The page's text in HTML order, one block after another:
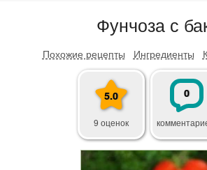
Фунчоза с
Похожие рецепты Ингредиенты
5.0
9 оценок
0